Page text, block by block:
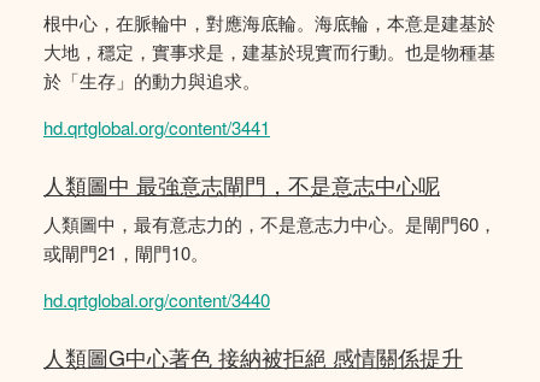
根中心，在脈輪中，對應海底輪。海底輪，本意是建基於
大地，穩定，實事求是，建基於現實而行動。也是物種基
於「生存」的動力與追求。
hd.qrtglobal.org/content/3441
人類圖中 最強意志閘門，不是意志中心呢
人類圖中，最有意志力的，不是意志力中心。是閘門60，
或閘門21，閘門10。
hd.qrtglobal.org/content/3440
人類圖G中心著色 接納被拒絕 感情關係提升